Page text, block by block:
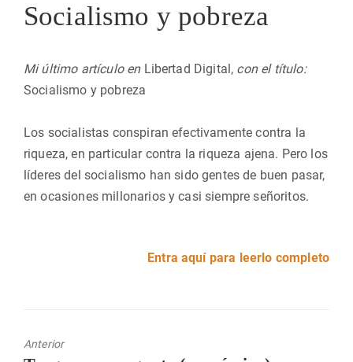
Socialismo y pobreza
Mi último artículo enLibertad Digital, con el título:
Socialismo y pobreza
Los socialistas conspiran efectivamente contra la
riqueza, en particular contra la riqueza ajena. Pero los
líderes del socialismo han sido gentes de buen pasar,
en ocasiones millonarios y casi siempre señoritos.
Entra aquí para leerlo completo
Anterior